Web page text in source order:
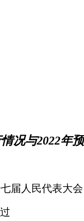
况与2022年
届人民代表大会